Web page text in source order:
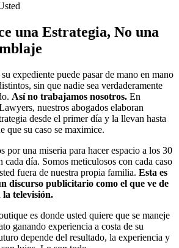
una Estrategia, No una
expediente puede pasar de mano en mano
sin que nadie sea verdaderamente
Así no trabajamos nosotros. En
nuestros abogados elaboran
desde el primer día y la llevan hasta
que su caso se maximice.
por una miseria para hacer espacio a los 30
cada día. Somos meticulosos con cada caso
fuera de nuestra propia familia. Esta es
discurso publicitario como el que ve de
la televisión.
es donde usted quiere que se maneje
ganando experiencia a costa de su
depende del resultado, la experiencia y